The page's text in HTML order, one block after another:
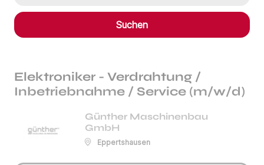
Suchen
Elektroniker - Verdrahtung /
Inbetriebnahme / Service (m/w/d)
Günther Maschinenbau
GmbH
Eppertshausen